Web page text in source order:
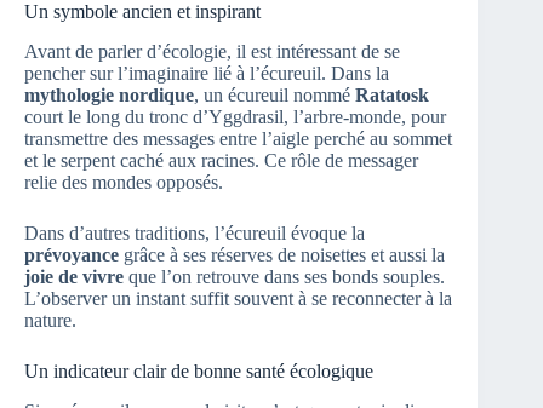
Un symbole ancien et inspirant
Avant de parler d’écologie, il est intéressant de se
pencher sur l’imaginaire lié à l’écureuil. Dans la
mythologie nordique, un écureuil nommé Ratatosk
court le long du tronc d’Yggdrasil, l’arbre-monde, pour
transmettre des messages entre l’aigle perché au sommet
et le serpent caché aux racines. Ce rôle de messager
relie des mondes opposés.
Dans d’autres traditions, l’écureuil évoque la
prévoyance grâce à ses réserves de noisettes et aussi la
joie de vivre que l’on retrouve dans ses bonds souples.
L’observer un instant suffit souvent à se reconnecter à la
nature.
Un indicateur clair de bonne santé écologique